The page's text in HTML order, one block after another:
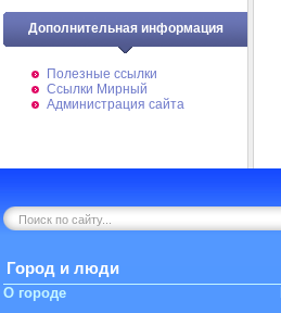
Дополнительная информация
Полезные ссылки
Ссылки Мирный
Администрация сайта
Город и люди
О городе